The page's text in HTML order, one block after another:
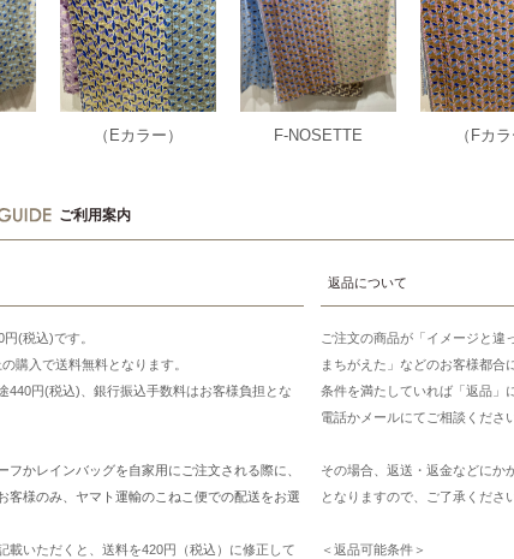
（Eカラー） F-NOSETTE （Fカラ
ご利用案内
(税込)です。
購入で送料無料となります。
440円(税込)、銀行振込手数料はお客様負担とな
フかレインバッグを自家用にご注文される際に、
客様のみ、ヤマト運輸のこねこ便での配送をお選
載いただくと、送料を420円（税込）に修正して
返品について
ご注文の商品が「イメージと違
まちがえた」などのお客様都合
条件を満たしていれば「返品」
電話かメールにてご相談くださ
その場合、返送・返金などにか
となりますので、ご了承くださ
＜返品可能条件＞